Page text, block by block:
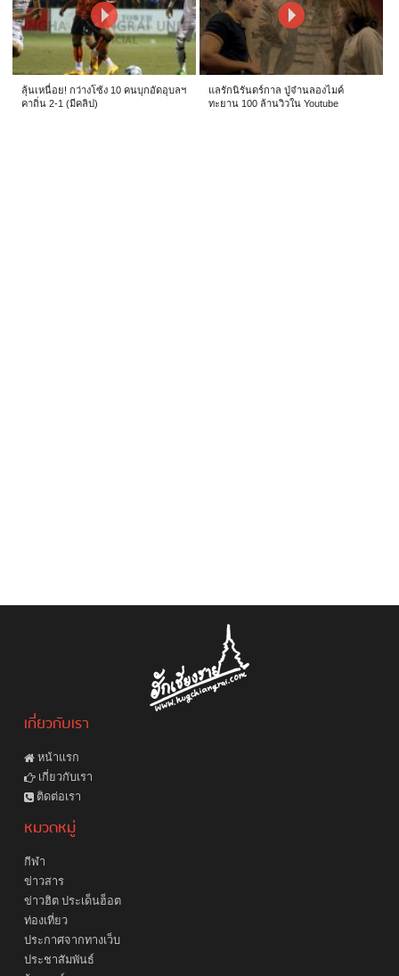
ลุ้นเหนื่อย! กว่างโซ้ง 10 คนบุกอัดอุบลฯ
คาถิ่น 2-1 (มีคลิป)
แลรักนิรันดร์กาล ปู่จ๋านลองไมค์
ทะยาน 100 ล้านวิวใน Youtube
เกี่ยวกับเรา
หน้าแรก
เกี่ยวกับเรา
ติดต่อเรา
หมวดหมู่
กีฬา
ข่าวสาร
ข่าวฮิต ประเด็นฮ็อต
ท่องเที่ยว
ประกาศจากทางเว็บ
ประชาสัมพันธ์